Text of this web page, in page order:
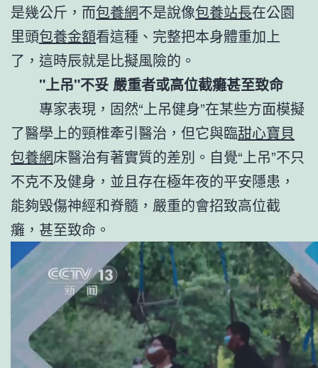
是幾公斤，而包養網不是說像包養站長在公園
里頭包養金額看這種、完整把本身體重加上
了，這時辰就是比擬風險的。
"上吊"不妥 嚴重者或高位截癱甚至致命
專家表現，固然“上吊健身”在某些方面模擬
了醫學上的頸椎牽引醫治，但它與臨甜心寶貝
包養網床醫治有著實質的差別。自覺“上吊”不只
不克不及健身，並且存在極年夜的平安隱患，
能夠毀傷神經和脊髓，嚴重的會招致高位截
癱，甚至致命。